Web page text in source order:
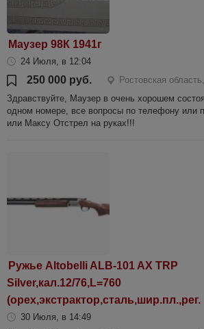
Маузер 98К 1941г
24 Июля, в 12:04
250 000 руб.
Ростовская
Здравствуйте, Маузер в очень хорошем
одном номере, все вопросы по телефону или
или Максу Отстрел на руках!!!
Ружье Altobelli ALB-101 AX TRP
Silver,кал.12/76,L=760
(орех,экстрактор,сталь,шир.пл.,рег.
30 Июля, в 14:49